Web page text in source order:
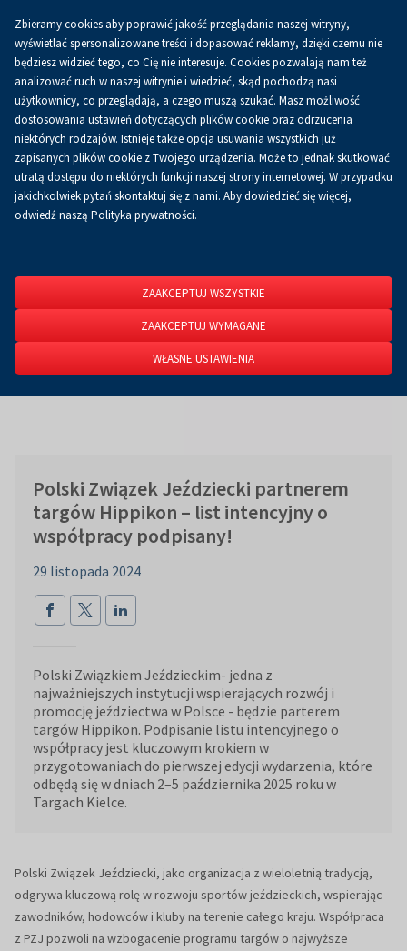
0.00 złKoszykPL
Strona główna O firmie Aktualności
Aktualności
Polski Związek Jeździecki partnerem
targów Hippikon – list intencyjny o
współpracy podpisany!
29 listopada 2024
Polski Związkiem Jeździeckim- jedna z
najważniejszych instytucji wspierających rozwój i
promocję jeździectwa w Polsce - będzie parterem
targów Hippikon. Podpisanie listu intencyjnego o
współpracy jest kluczowym krokiem w
przygotowaniach do pierwszej edycji wydarzenia, które
odbędą się w dniach 2–5 października 2025 roku w
Targach Kielce.
Polski Związek Jeździecki, jako organizacja z wieloletnią tradycją,
odgrywa kluczową rolę w rozwoju sportów jeździeckich, wspierając
zawodników, hodowców i kluby na terenie całego kraju. Współpraca
z PZJ pozwoli na wzbogacenie programu targów o najwyższe
Zbieramy cookies aby poprawić jakość przeglądania naszej witryny,
wyświetlać spersonalizowane treści i dopasować reklamy, dzięki czemu nie
będziesz widzieć tego, co Cię nie interesuje. Cookies pozwalają nam też
analizować ruch w naszej witrynie i wiedzieć, skąd pochodzą nasi
użytkownicy, co przeglądają, a czego muszą szukać. Masz możliwość
dostosowania ustawień dotyczących plików cookie oraz odrzucenia
niektórych rodzajów. Istnieje także opcja usuwania wszystkich już
zapisanych plików cookie z Twojego urządzenia. Może to jednak skutkować
utratą dostępu do niektórych funkcji naszej strony internetowej. W przypadku
jakichkolwiek pytań skontaktuj się z nami. Aby dowiedzieć się więcej,
odwiedź naszą Polityka prywatności.
ZAAKCEPTUJ WSZYSTKIE
ZAAKCEPTUJ WYMAGANE
WŁASNE USTAWIENIA